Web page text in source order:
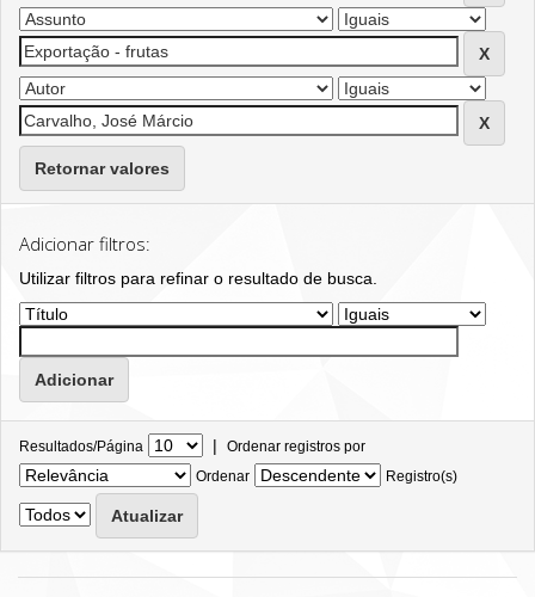
Retornar valores
Adicionar filtros:
Utilizar filtros para refinar o resultado de busca.
Resultados/Página | Ordenar registros por
Ordenar
Registro(s)